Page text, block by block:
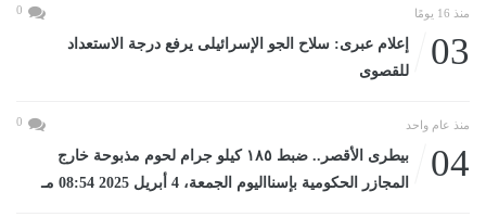
منذ 16 يومًا 0
03
إعلام عبرى: سلاح الجو الإسرائيلى يرفع درجة الاستعداد
للقصوى
منذ عام واحد 0
04
بيطرى الأقصر.. ضبط ١٨٥ كيلو جرام لحوم مذبوحة خارج
المجازر الحكومية بإسنااليوم الجمعة، 4 أبريل 2025 08:54 مـ